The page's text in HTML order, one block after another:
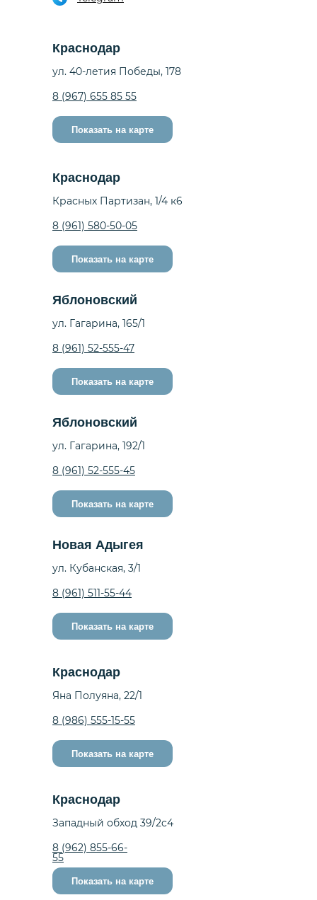
Краснодар
ул. 40-летия Победы, 178
8 (967) 655 85 55
Показать на карте
Яблоновский
ул. Гагарина, 192/1
8 (961) 52-555-45
Показать на карте
Краснодар
Яна Полуяна, 22/1
8 (986) 555-15-55
Показать на карте
Краснодар
Красных Партизан, 1/4 к6
8 (961) 580-50-05
Показать на карте
Яблоновский
ул. Гагарина, 165/1
8 (961) 52-555-47
Показать на карте
Новая Адыгея
ул. Кубанская, 3/1
8 (961) 511-55-44
Показать на карте
Краснодар
Западный обход 39/2c4
8 (962) 855-66-
55
Показать на карте